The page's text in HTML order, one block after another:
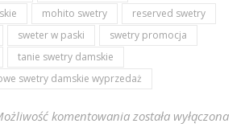
mohito swetry
reserved swetry
sweter w paski
swetry promocja
tanie swetry damskie
swetry damskie wyprzedaż
komentowania Fluo różowy sweter
została wyłączona